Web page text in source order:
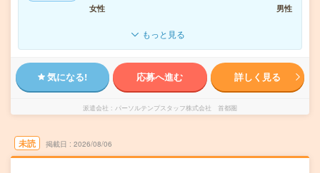
女性
男性
もっと見る
気になる! 応募へ進む 詳しく見る
派遣会社 パーソルテンプスタッフ株式会社 首都圏
未読 掲載日 2026/08/06